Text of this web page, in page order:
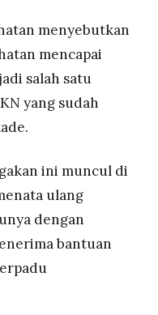
menyebutkan
mencapai
salah satu
yang sudah
ini muncul di
ulang
dengan
bantuan